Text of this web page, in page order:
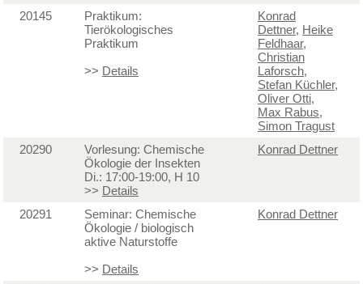
20145
Praktikum:
Tierökologisches
Praktikum
>> Details
Konrad
Dettner, Heike
Feldhaar,
Christian
Laforsch,
Stefan Küchler,
Oliver Otti,
Max Rabus,
Simon Tragust
20290
Vorlesung: Chemische
Ökologie der Insekten
Di.: 17:00-19:00, H 10
>> Details
Konrad Dettner
20291
Seminar: Chemische
Ökologie / biologisch
aktive Naturstoffe
>> Details
Konrad Dettner